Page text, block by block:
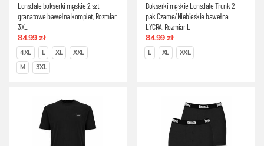
Lonsdale bokserki męskie 2 szt
granatowe bawełna komplet, Rozmiar
3XL
84.99 zł
4XL L XL
XXL
M
3XL
Bokserki męskie Lonsdale Trunk 2-
pak Czarne/Niebieskie bawełna
LYCRA, Rozmiar L
84.99 zł
L XL XXL